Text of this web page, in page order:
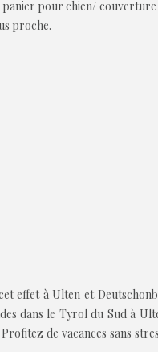
pour chien/ couverture
proche.
effet à Ulten et
dans le Tyrol du Sud à
de vacances sans